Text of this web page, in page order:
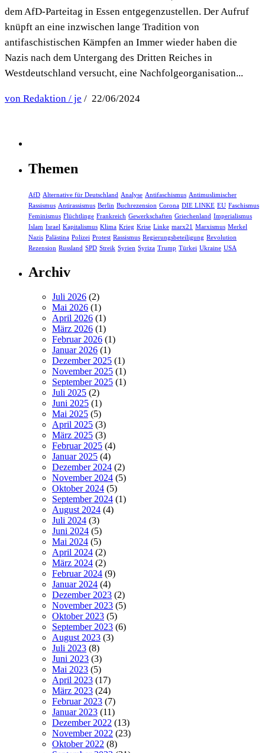
dem AfD-Parteitag in Essen entgegenzustellen. Der Aufruf
knüpft an eine inzwischen lange Tradition von
antifaschistischen Kämpfen an Immer wieder haben die
Nazis nach dem Untergang des Dritten Reiches in
Westdeutschland versucht, eine Nachfolgeorganisation...
von Redaktion / je / 22/06/2024
Themen
AfD Alternative für Deutschland Analyse Antifaschismus Antimuslimischer
Rassismus Antirassismus Berlin Buchrezension Corona DIE LINKE EU Faschismus
Feminismus Flüchtlinge Frankreich Gewerkschaften Griechenland Imperialismus
Islam Israel Kapitalismus Klima Krieg Krise Linke marx21 Marxismus Merkel
Nazis Palästina Polizei Protest Rassismus Regierungsbeteiligung Revolution
Rezension Russland SPD Streik Syrien Syriza Trump Türkei Ukraine USA
Archiv
Juli 2026 (2)
Mai 2026 (1)
April 2026 (1)
März 2026 (1)
Februar 2026 (1)
Januar 2026 (1)
Dezember 2025 (1)
November 2025 (1)
September 2025 (1)
Juli 2025 (2)
Juni 2025 (1)
Mai 2025 (5)
April 2025 (3)
März 2025 (3)
Februar 2025 (4)
Januar 2025 (4)
Dezember 2024 (2)
November 2024 (5)
Oktober 2024 (5)
September 2024 (1)
August 2024 (4)
Juli 2024 (3)
Juni 2024 (5)
Mai 2024 (5)
April 2024 (2)
März 2024 (2)
Februar 2024 (9)
Januar 2024 (4)
Dezember 2023 (2)
November 2023 (5)
Oktober 2023 (5)
September 2023 (6)
August 2023 (3)
Juli 2023 (8)
Juni 2023 (3)
Mai 2023 (5)
April 2023 (17)
März 2023 (24)
Februar 2023 (7)
Januar 2023 (11)
Dezember 2022 (13)
November 2022 (23)
Oktober 2022 (8)